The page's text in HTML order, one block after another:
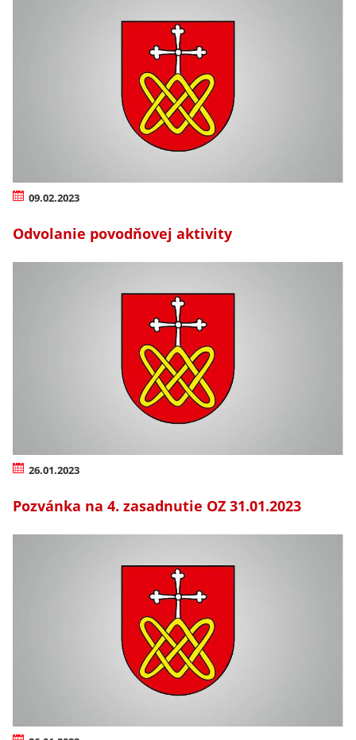
09.02.2023
Odvolanie povodňovej aktivity
26.01.2023
Pozvánka na 4. zasadnutie OZ 31.01.2023